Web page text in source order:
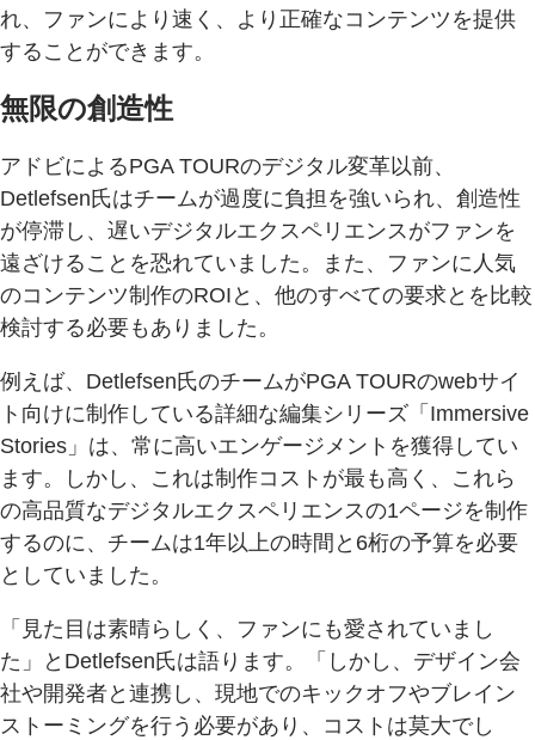
れ、ファンにより速く、より正確なコンテンツを提供
することができます。
無限の創造性
アドビによるPGA TOURのデジタル変革以前、
Detlefsen氏はチームが過度に負担を強いられ、創造性
が停滞し、遅いデジタルエクスペリエンスがファンを
遠ざけることを恐れていました。また、ファンに人気
のコンテンツ制作のROIと、他のすべての要求とを比較
検討する必要もありました。
例えば、Detlefsen氏のチームがPGA TOURのwebサイ
ト向けに制作している詳細な編集シリーズ「Immersive
Stories」は、常に高いエンゲージメントを獲得してい
ます。しかし、これは制作コストが最も高く、これら
の高品質なデジタルエクスペリエンスの1ページを制作
するのに、チームは1年以上の時間と6桁の予算を必要
としていました。
「見た目は素晴らしく、ファンにも愛されていまし
た」とDetlefsen氏は語ります。「しかし、デザイン会
社や開発者と連携し、現地でのキックオフやブレイン
ストーミングを行う必要があり、コストは莫大でし